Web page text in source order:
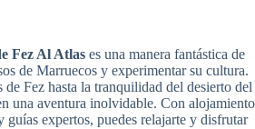
Fez Al Atlas es una manera fantástica de
de Marruecos y experimentar su cultura.
de Fez hasta la tranquilidad del desierto del
una aventura inolvidable. Con alojamiento
guías expertos, puedes relajarte y disfrutar